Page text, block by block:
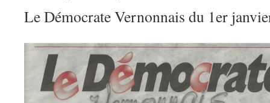
Le Démocrate Vernonnais du 1er